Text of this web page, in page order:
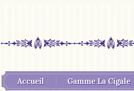
Accueil Gamme La Cigale